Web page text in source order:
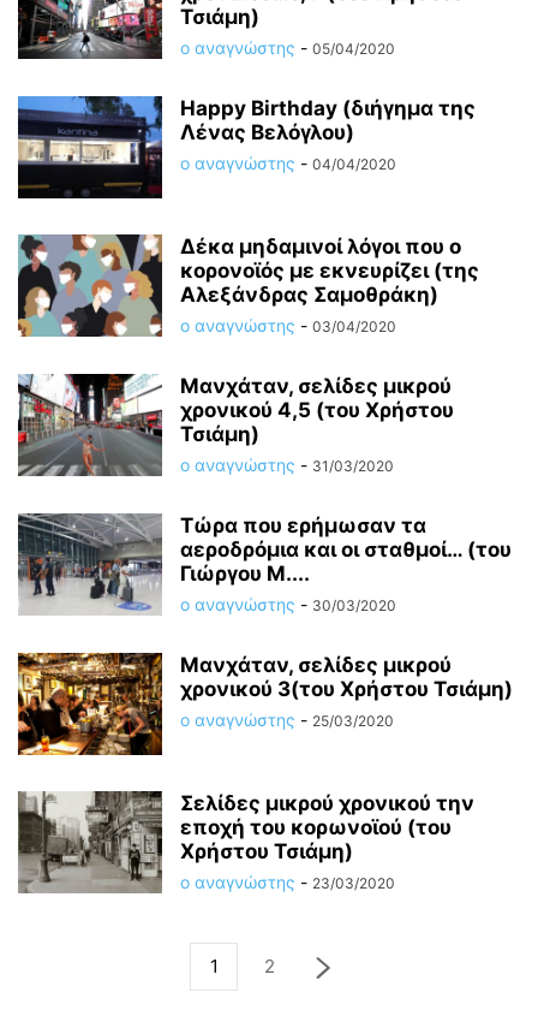
Τσιάμη)
ο αναγνώστης - 05/04/2020
Happy Birthday (διήγημα της
Λένας Βελόγλου)
ο αναγνώστης - 04/04/2020
Δέκα μηδαμινοί λόγοι που ο
κορονoϊός με εκνευρίζει (της
Αλεξάνδρας Σαμοθράκη)
ο αναγνώστης - 03/04/2020
Μανχάταν, σελίδες μικρού
χρονικού 4,5 (του Χρήστου
Τσιάμη)
ο αναγνώστης - 31/03/2020
Τώρα που ερήμωσαν τα
αεροδρόμια και οι σταθμοί… (του
Γιώργου Μ....
ο αναγνώστης - 30/03/2020
Μανχάταν, σελίδες μικρού
χρονικού 3(του Χρήστου Τσιάμη)
ο αναγνώστης - 25/03/2020
Σελίδες μικρού χρονικού την
εποχή του κορωνοϊού (του
Χρήστου Τσιάμη)
ο αναγνώστης - 23/03/2020
1 2